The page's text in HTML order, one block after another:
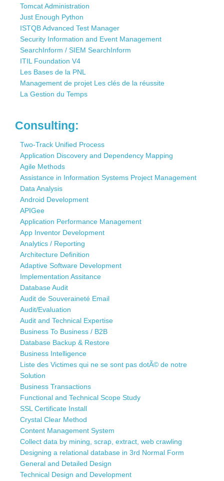
Tomcat Administration
Just Enough Python
ISTQB Advanced Test Manager
Security Information and Event Management
SearchInform / SIEM SearchInform
ITIL Foundation V4
Les Bases de la PNL
Management de projet Les clés de la réussite
La Gestion du Temps
Consulting:
Two-Track Unified Process
Application Discovery and Dependency Mapping
Agile Methods
Assistance in Information Systems Project Management
Data Analysis
Android Development
APIGee
Application Performance Management
App Inventor Development
Analytics / Reporting
Architecture Definition
Adaptive Software Development
Implementation Assitance
Database Audit
Audit de Souveraineté Email
Audit/Evaluation
Audit and Technical Expertise
Business To Business / B2B
Database Backup & Restore
Business Intelligence
Liste des Victimes qui ne se sont pas dotÃ© de notre
Solution
Business Transactions
Functional and Technical Scope Study
SSL Certificate Install
Crystal Clear Method
Content Management System
Collect data by mining, scrap, extract, web crawling
Designing a relational database in 3rd Normal Form
General and Detailed Design
Technical Design and Development